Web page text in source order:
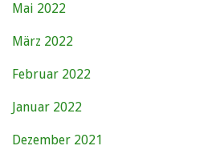
Mai 2022
März 2022
Februar 2022
Januar 2022
Dezember 2021